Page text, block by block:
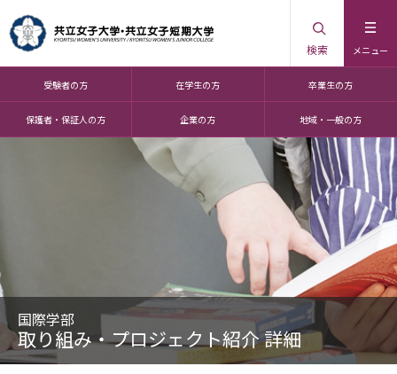
メニュー
検索
受験者の方 在学生の方 卒業生の方
保護者・保証人の方 企業の方 地域・一般の方
国際学部
取り組み・プロジェクト紹介 詳細